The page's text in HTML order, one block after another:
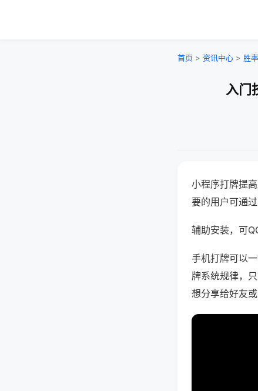
首页 > 资讯中心 > 胜
入门
小程序打牌提
要的用户可通
辅助安装，可
手机打牌可以
牌系统规律，
想分享给好友